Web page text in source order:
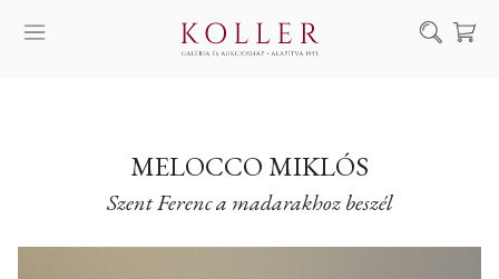
MŰVÉSZEINK
ALKOTÁSOK
AUKCIÓ
Keresés
MELOCCO MIKLÓS
Szent Ferenc a madarakhoz beszél